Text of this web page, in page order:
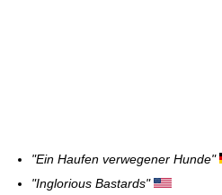
"Ein Haufen verwegener Hunde"
"Inglorious Bastards"